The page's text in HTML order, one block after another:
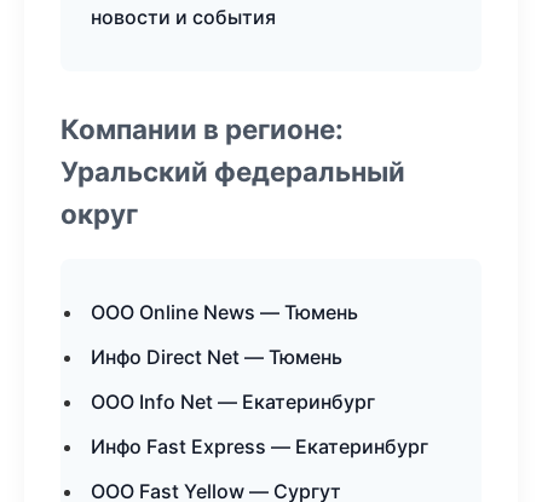
новости и события
Компании в регионе:
Уральский федеральный
округ
ООО Online News — Тюмень
Инфо Direct Net — Тюмень
ООО Info Net — Екатеринбург
Инфо Fast Express — Екатеринбург
ООО Fast Yellow — Сургут